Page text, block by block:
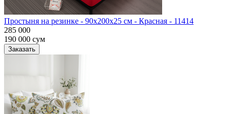
Простыня на резинке - 90x200x25 cм - Красная - 11414
285 000
190 000 сум
Заказать